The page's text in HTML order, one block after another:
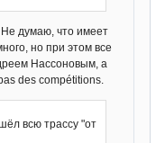
думаю, что имеет
но при этом все
Нассоновым, а
des compétitions.
всю трассу "от